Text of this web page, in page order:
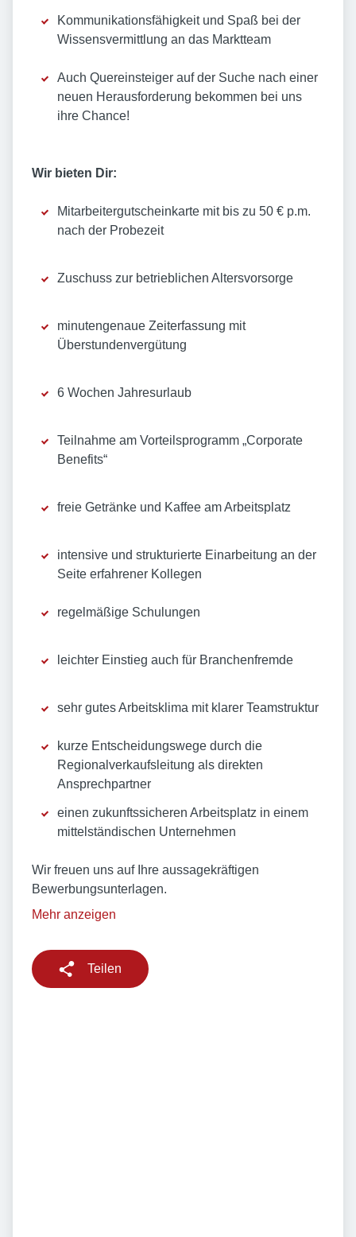
Kommunikationsfähigkeit und Spaß bei der
Wissensvermittlung an das Marktteam
Auch Quereinsteiger auf der Suche nach einer
neuen Herausforderung bekommen bei uns
ihre Chance!
Wir bieten Dir:
Mitarbeitergutscheinkarte mit bis zu 50 € p.m.
nach der Probezeit
Zuschuss zur betrieblichen Altersvorsorge
minutengenaue Zeiterfassung mit
Überstundenvergütung
6 Wochen Jahresurlaub
Teilnahme am Vorteilsprogramm „Corporate
Benefits“
freie Getränke und Kaffee am Arbeitsplatz
intensive und strukturierte Einarbeitung an der
Seite erfahrener Kollegen
regelmäßige Schulungen
leichter Einstieg auch für Branchenfremde
sehr gutes Arbeitsklima mit klarer Teamstruktur
kurze Entscheidungswege durch die
Regionalverkaufsleitung als direkten
Ansprechpartner
einen zukunftssicheren Arbeitsplatz in einem
mittelständischen Unternehmen
Wir freuen uns auf Ihre aussagekräftigen
Bewerbungsunterlagen.
Mehr anzeigen
Teilen